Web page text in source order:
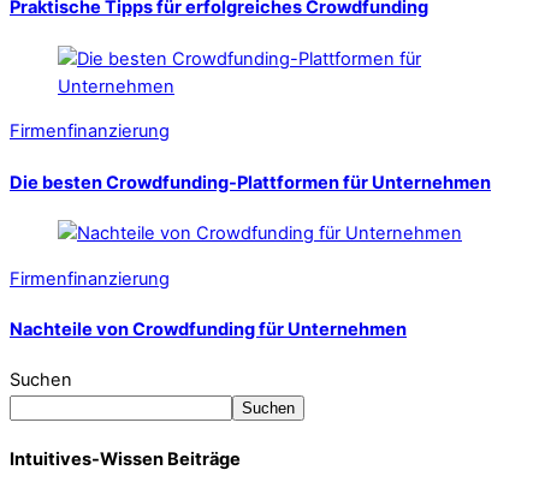
Praktische Tipps für erfolgreiches Crowdfunding
Firmenfinanzierung
Die besten Crowdfunding-Plattformen für Unternehmen
Firmenfinanzierung
Nachteile von Crowdfunding für Unternehmen
Suchen
Suchen
Intuitives-Wissen Beiträge